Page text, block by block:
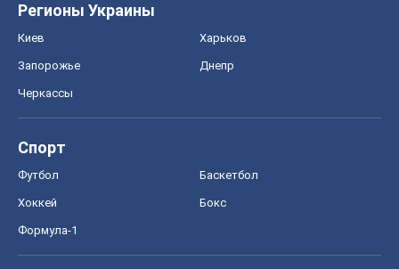
Регионы Украины
Киев Харьков
Запорожье Днепр
Черкассы
Спорт
Футбол Баскетбол
Хоккей Бокс
Формула-1